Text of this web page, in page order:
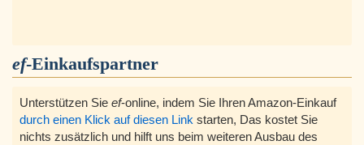
ef-Einkaufspartner
Unterstützen Sie ef-online, indem Sie Ihren Amazon-Einkauf
durch einen Klick auf diesen Link starten, Das kostet Sie
nichts zusätzlich und hilft uns beim weiteren Ausbau des